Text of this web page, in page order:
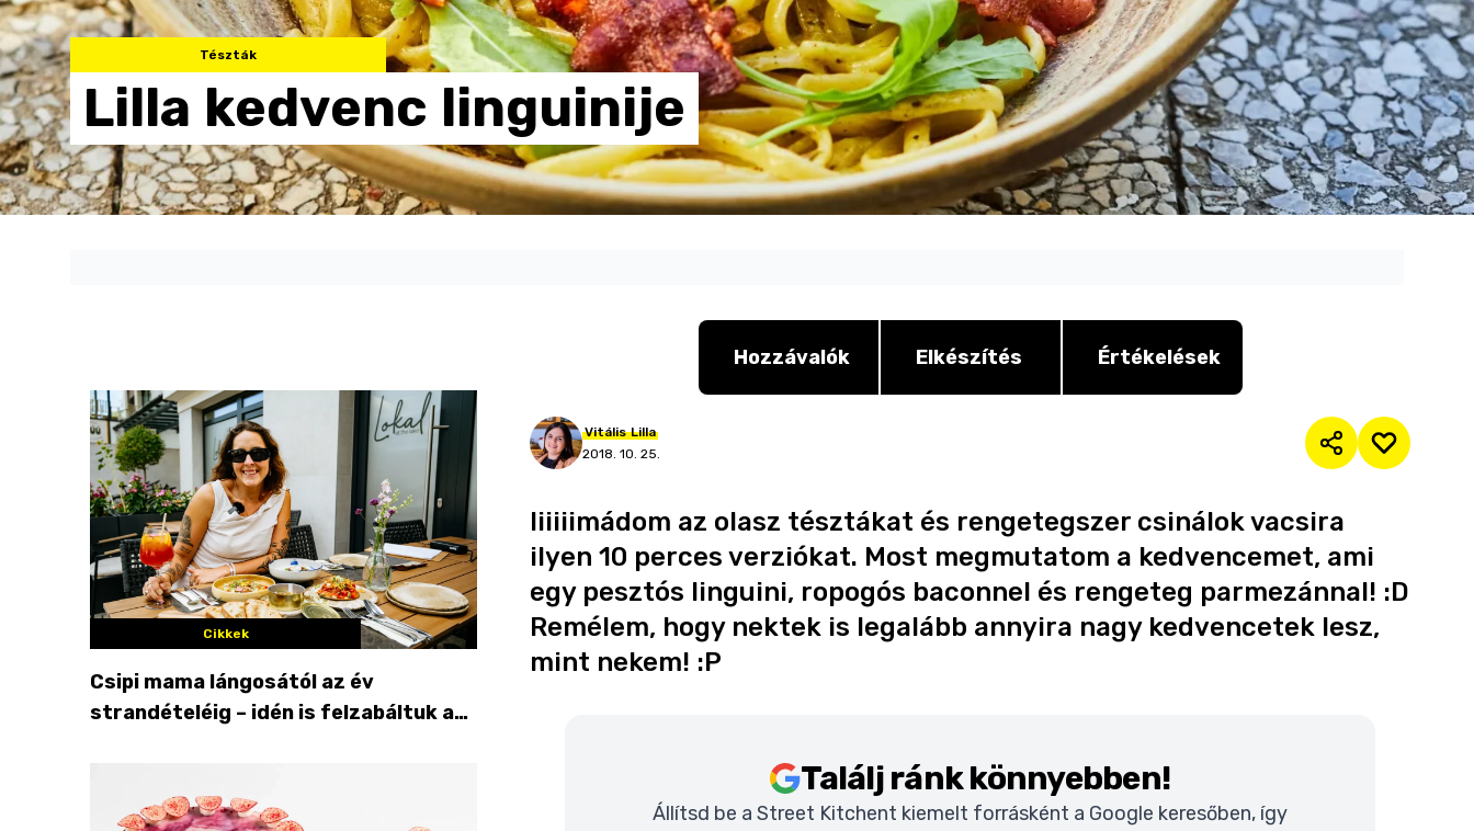
Tészták
Lilla kedvenc linguinije
Cikkek
Csipi mama lángosától az év
strandételéig – idén is felzabáltuk a
Hozzávalók Elkészítés Értékelések
Vitális Lilla
2018. 10. 25.
Iiiiiimádom az olasz tésztákat és rengetegszer csinálok vacsira
ilyen 10 perces verziókat. Most megmutatom a kedvencemet, ami
egy pesztós linguini, ropogós baconnel és rengeteg parmezánnal! :D
Remélem, hogy nektek is legalább annyira nagy kedvencetek lesz,
mint nekem! :P
Találj ránk könnyebben!
Állítsd be a Street Kitchent kiemelt forrásként a Google keresőben, így